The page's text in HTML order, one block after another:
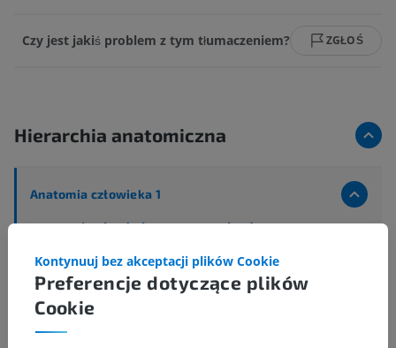
Czy jest jakiś problem z tym tłumaczeniem? ZGŁOŚ
Hierarchia anatomiczna
Anatomia człowieka 1
Anatomia układu kostnego> Układ nerwowy>
Tyłomózgowie >
Tyłomózgowie wtórnego; Most i móżdżek> Most
Nakrywka mostu
Droga pokrywowo-mostowa
Preferencje dotyczące plików
Cookie
Kontynuuj bez akceptacji plików Cookie